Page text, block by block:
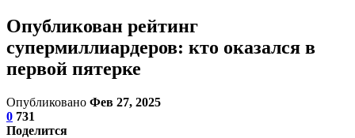
Опубликован рейтинг
супермиллиардеров: кто оказался в
первой пятерке
Опубликовано Фев 27, 2025
0 731
Поделится